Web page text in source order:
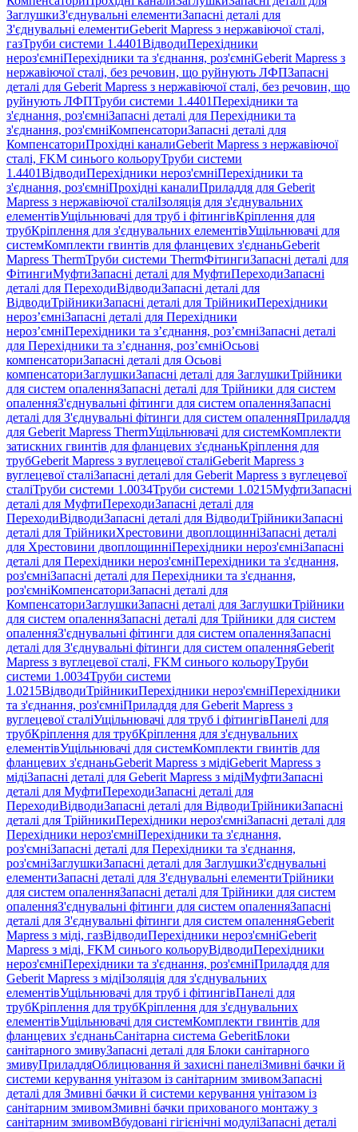
ЗаглушкиЗ'єднувальні елементиЗапасні деталі для
З'єднувальні елементиGeberit Mapress з нержавіючої сталі,
газТруби системи 1.4401ВідводиПерехідники
нероз'ємніПерехідники та з'єднання, роз'ємніGeberit Mapress з
нержавіючої сталі, без речовин, що руйнують ЛФПЗапасні
деталі для Geberit Mapress з нержавіючої сталі, без речовин, що
руйнують ЛФПТруби системи 1.4401Перехідники та
з'єднання, роз'ємніЗапасні деталі для Перехідники та
з'єднання, роз'ємніКомпенсаториЗапасні деталі для
КомпенсаториПрохідні каналиGeberit Mapress з нержавіючої
сталі, FKM синього кольоруТруби системи
1.4401ВідводиПерехідники нероз'ємніПерехідники та
з'єднання, роз'ємніПрохідні каналиПриладдя для Geberit
Mapress з нержавіючої сталіІзоляція для з'єднувальних
елементівУщільнювачі для труб і фітингівКріплення для
трубКріплення для з'єднувальних елементівУщільнювачі для
системКомплекти гвинтів для фланцевих з'єднаньGeberit
Mapress ThermТруби системи ThermФітингиЗапасні деталі для
ФітингиМуфтиЗапасні деталі для МуфтиПереходиЗапасні
деталі для ПереходиВідводиЗапасні деталі для
ВідводиТрійникиЗапасні деталі для ТрійникиПерехідники
нероз’ємніЗапасні деталі для Перехідники
нероз’ємніПерехідники та з’єднання, роз’ємніЗапасні деталі
для Перехідники та з’єднання, роз’ємніОсьові
компенсаториЗапасні деталі для Осьові
компенсаториЗаглушкиЗапасні деталі для ЗаглушкиТрійники
для систем опаленняЗапасні деталі для Трійники для систем
опаленняЗ'єднувальні фітинги для систем опаленняЗапасні
деталі для З'єднувальні фітинги для систем опаленняПриладдя
для Geberit Mapress ThermУщільнювачі для системКомплекти
затискних гвинтів для фланцевих з'єднаньКріплення для
трубGeberit Mapress з вуглецевої сталіGeberit Mapress з
вуглецевої сталіЗапасні деталі для Geberit Mapress з вуглецевої
сталіТруби системи 1.0034Труби системи 1.0215МуфтиЗапасні
деталі для МуфтиПереходиЗапасні деталі для
ПереходиВідводиЗапасні деталі для ВідводиТрійникиЗапасні
деталі для ТрійникиХрестовини двоплощинніЗапасні деталі
для Хрестовини двоплощинніПерехідники нероз'ємніЗапасні
деталі для Перехідники нероз'ємніПерехідники та з'єднання,
роз'ємніЗапасні деталі для Перехідники та з'єднання,
роз'ємніКомпенсаториЗапасні деталі для
КомпенсаториЗаглушкиЗапасні деталі для ЗаглушкиТрійники
для систем опаленняЗапасні деталі для Трійники для систем
опаленняЗ'єднувальні фітинги для систем опаленняЗапасні
деталі для З'єднувальні фітинги для систем опаленняGeberit
Mapress з вуглецевої сталі, FKM синього кольоруТруби
системи 1.0034Труби системи
1.0215ВідводиТрійникиПерехідники нероз'ємніПерехідники
та з'єднання, роз'ємніПриладдя для Geberit Mapress з
вуглецевої сталіУщільнювачі для труб і фітингівПанелі для
трубКріплення для трубКріплення для з'єднувальних
елементівУщільнювачі для системКомплекти гвинтів для
фланцевих з'єднаньGeberit Mapress з мідіGeberit Mapress з
мідіЗапасні деталі для Geberit Mapress з мідіМуфтиЗапасні
деталі для МуфтиПереходиЗапасні деталі для
ПереходиВідводиЗапасні деталі для ВідводиТрійникиЗапасні
деталі для ТрійникиПерехідники нероз'ємніЗапасні деталі для
Перехідники нероз'ємніПерехідники та з'єднання,
роз'ємніЗапасні деталі для Перехідники та з'єднання,
роз'ємніЗаглушкиЗапасні деталі для ЗаглушкиЗ'єднувальні
елементиЗапасні деталі для З'єднувальні елементиТрійники
для систем опаленняЗапасні деталі для Трійники для систем
опаленняЗ'єднувальні фітинги для систем опаленняЗапасні
деталі для З'єднувальні фітинги для систем опаленняGeberit
Mapress з міді, газВідводиПерехідники нероз'ємніGeberit
Mapress з міді, FKM синього кольоруВідводиПерехідники
нероз'ємніПерехідники та з'єднання, роз'ємніПриладдя для
Geberit Mapress з мідіІзоляція для з'єднувальних
елементівУщільнювачі для труб і фітингівПанелі для
трубКріплення для трубКріплення для з'єднувальних
елементівУщільнювачі для системКомплекти гвинтів для
фланцевих з'єднаньСанітарна система GeberitБлоки
санітарного змивуЗапасні деталі для Блоки санітарного
змивуПриладдяОблицювання й захисні панеліЗмивні бачки й
системи керування унітазом із санітарним змивомЗапасні
деталі для Змивні бачки й системи керування унітазом із
санітарним змивомЗмивні бачки прихованого монтажу з
санітарним змивомВбудовані гігієнічні модуліЗапасні деталі